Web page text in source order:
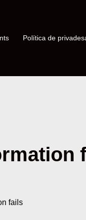
Política de
fails